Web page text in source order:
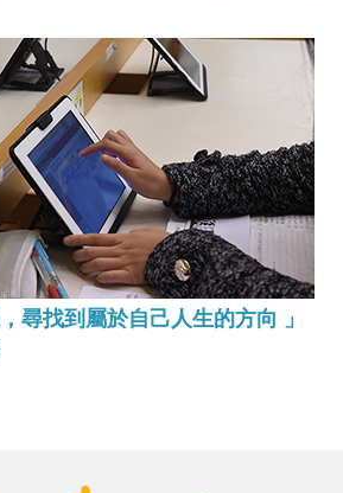
尋找到屬於自己人生的方向 」